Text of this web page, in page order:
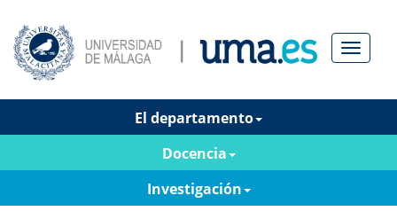
Menú
El departamento
Docencia
Investigación